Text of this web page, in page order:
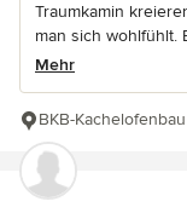
Traumkamin
man sich wohlfühlt.
Mehr
BKB-